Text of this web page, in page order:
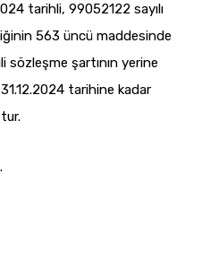
tarihli, 99052122 sayılı
563 üncü maddesinde
sözleşme şartının yerine
tarihine kadar